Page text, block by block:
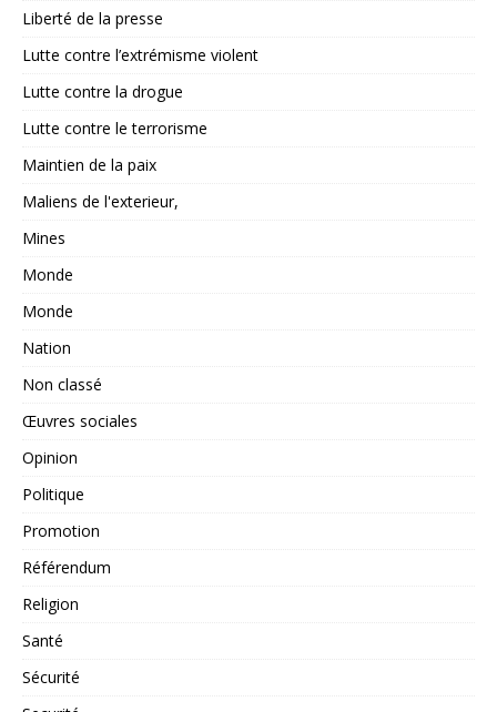
Liberté de la presse
Lutte contre l’extrémisme violent
Lutte contre la drogue
Lutte contre le terrorisme
Maintien de la paix
Maliens de l'exterieur,
Mines
Monde
Monde
Nation
Non classé
Œuvres sociales
Opinion
Politique
Promotion
Référendum
Religion
Santé
Sécurité